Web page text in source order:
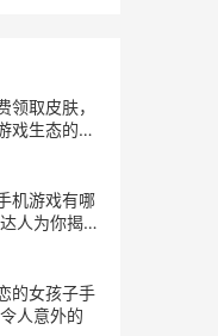
领取皮肤，
戏生态的双
机游戏有哪
人为你揭晓
忆 小时候的
的女孩子手
人意外的